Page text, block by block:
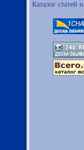
Каталог статей